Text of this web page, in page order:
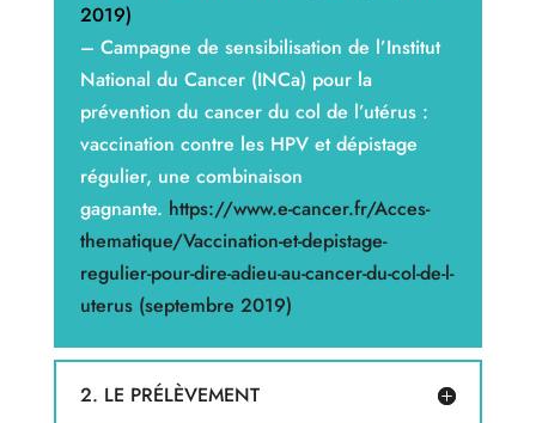
2019)
– Campagne de sensibilisation de l’Institut
National du Cancer (INCa) pour la
prévention du cancer du col de l’utérus :
vaccination contre les HPV et dépistage
régulier, une combinaison
gagnante. https://www.e-cancer.fr/Acces-
thematique/Vaccination-et-depistage-
regulier-pour-dire-adieu-au-cancer-du-col-de-l-
uterus (septembre 2019)
2. LE PRÉLÈVEMENT